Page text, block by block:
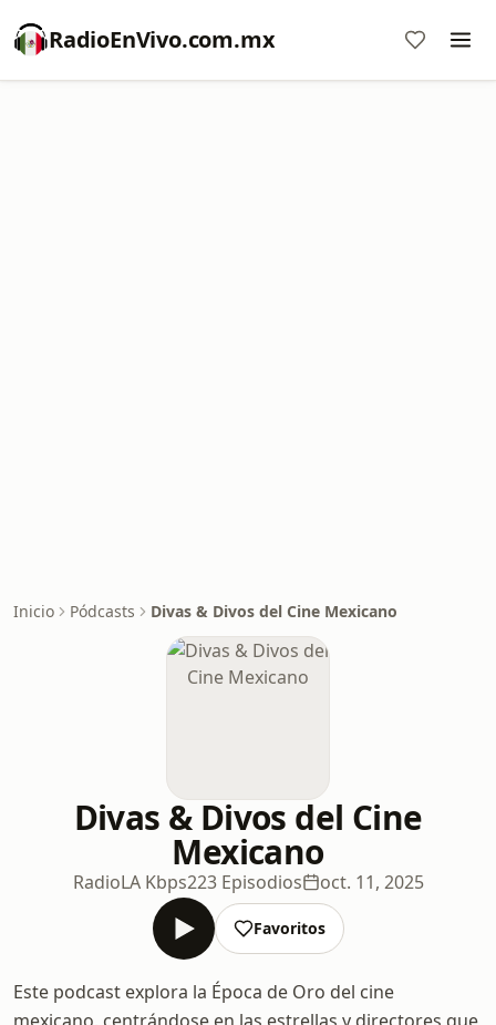
RadioEnVivo.com.mx
Inicio Pódcasts Divas & Divos del Cine Mexicano
Divas & Divos del Cine
Mexicano
RadioLA Kbps223 Episodios oct. 11, 2025
Favoritos
Este podcast explora la Época de Oro del cine